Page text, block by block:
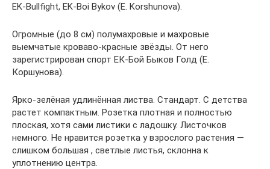
EK-Bullfight, EK-Boi Bykov (E. Korshunova).
Огромные (до 8 см) полумахровые и махровые
выемчатые кроваво-красные звёзды. От него
зарегистрирован спорт ЕК-Бой Быков Голд (Е.
Коршунова).
Ярко-зелёная удлинённая листва. Стандарт. С детства
растет компактным. Розетка плотная и полностью
плоская, хотя сами листики с ладошку. Листочков
немного. Не нравится розетка у взрослого растения —
слишком большая , светлые листья, склонна к
уплотнению центра.